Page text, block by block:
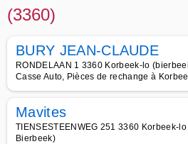
(3360)
BURY JEAN-CLAUDE
RONDELAAN 1 3360 Korbeek-lo
Casse Auto, Pièces de rechange à
Mavites
TIENSESTEENWEG 251 3360 Korbeek-
Bierbeek)